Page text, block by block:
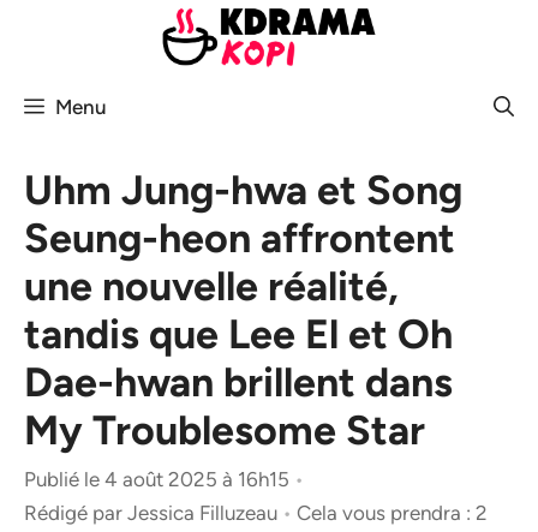
Menu
Uhm Jung-hwa et Song
Seung-heon affrontent
une nouvelle réalité,
tandis que Lee El et Oh
Dae-hwan brillent dans
My Troublesome Star
Publié le 4 août 2025 à 16h15 •
Rédigé par Jessica Filluzeau • Cela vous prendra : 2